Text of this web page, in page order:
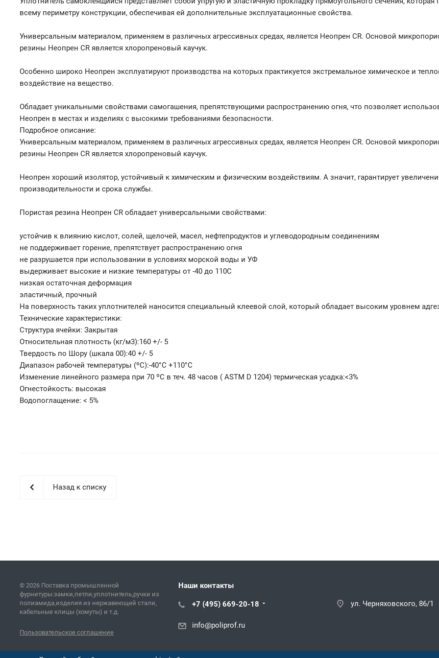
всему периметру конструкции, обеспечивая ей дополнительные эксплуатационные свойства.
Универсальным материалом, применяем в различных агрессивных средах, является Неопрен CR. Основой
резины Неопрен CR является хлоропреновый каучук.
Особенно широко Неопрен эксплуатируют производства на которых практикуется экстремальное химическое и
воздействие на вещество.
Обладает уникальными свойствами самогашения, препятствующими распространению огня, что позволяет
Неопрен в местах и изделиях с высокими требованиями безопасности.
Подробное описание:
Универсальным материалом, применяем в различных агрессивных средах, является Неопрен CR. Основой
резины Неопрен CR является хлоропреновый каучук.
Неопрен хороший изолятор, устойчивый к химическим и физическим воздействиям. А значит, гарантирует
производительности и срока службы.
Пористая резина Неопрен CR обладает универсальными свойствами:
устойчив к влиянию кислот, солей, щелочей, масел, нефтепродуктов и углеводородным соединениям
не поддерживает горение, препятствует распространению огня
не разрушается при использовании в условиях морской воды и УФ
выдерживает высокие и низкие температуры от -40 до 110С
низкая остаточная деформация
эластичный, прочный
На поверхность таких уплотнителей наносится специальный клеевой слой, который обладает высоким уровнем
Технические характеристики:
Структура ячейки: Закрытая
Относительная плотность (кг/м3):160 +/- 5
Твердость по Шору (шкала 00):40 +/- 5
Диапазон рабочей температуры (ºС):-40°C +110°C
Изменение линейного размера при 70 ºС в теч. 48 часов ( ASTM D 1204) термическая усадка:<3%
Огнестойкость: высокая
Водопоглащение: < 5%
Назад к списку
© 2026 Поставка промышленной
фурнитуры:замки,петли,уплотнитель,ручки из
полиамида,изделия из нержавеющей стали,
кабельные клицы (хомуты) и т.д.
Пользовательское соглашение
Версия для печати
Наши контакты
+7 (495) 669-20-18
info@poliprof.ru
ул. Черняховского, 86/1